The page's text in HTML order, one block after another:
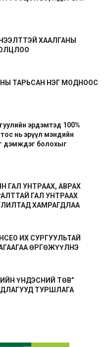
ХААЛГАНЫ
ТАРЬСАН НЭГ МОДНООС
эрдэмтэд 100%
нь эрүүл мэндийн
дэмждэг болохыг
ГАЛ УНТРААХ, АВРАХ
ГАЛ УНТРААХ
ХАМРАГДЛАА
ИХ СУРГУУЛЬТАЙ
ӨРГӨЖҮҮЛНЭ
ҮНДЭСНИЙ ТӨВ”
ТУРШЛАГА